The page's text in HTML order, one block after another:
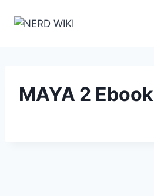
Inhalt
MAYA 2 Ebook